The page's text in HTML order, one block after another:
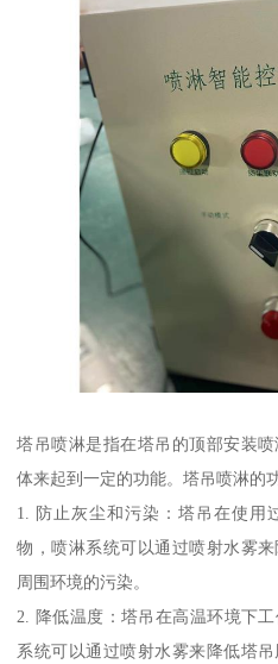
塔吊喷淋是指在塔吊的顶部安装
体来起到一定的功能。塔吊喷淋的
1. 防止灰尘和污染：塔吊在使用
物，喷淋系统可以通过喷射水雾
周围环境的污染。
2. 降低温度：塔吊在高温环境下
系统可以通过喷射水雾来降低塔